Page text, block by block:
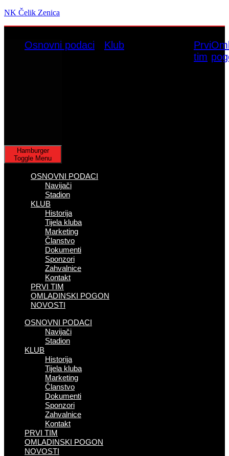
NK Čelik Zenica
Osnovni podaci Klub
Prvi
tim
Hamburger
Toggle Menu
OSNOVNI PODACI
Navijači
Stadion
KLUB
Historija
Tijela kluba
Marketing
Članstvo
Dokumenti
Sponzori
Zahvalnice
Kontakt
PRVI TIM
OMLADINSKI POGON
NOVOSTI
OSNOVNI PODACI
Navijači
Stadion
KLUB
Historija
Tijela kluba
Marketing
Članstvo
Dokumenti
Sponzori
Zahvalnice
Kontakt
PRVI TIM
OMLADINSKI POGON
NOVOSTI